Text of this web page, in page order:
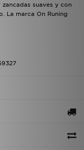
suaves y con
La marca On Runing